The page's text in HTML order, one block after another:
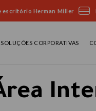
escritório Herman Miller
SOLUÇÕES CORPORATIVAS